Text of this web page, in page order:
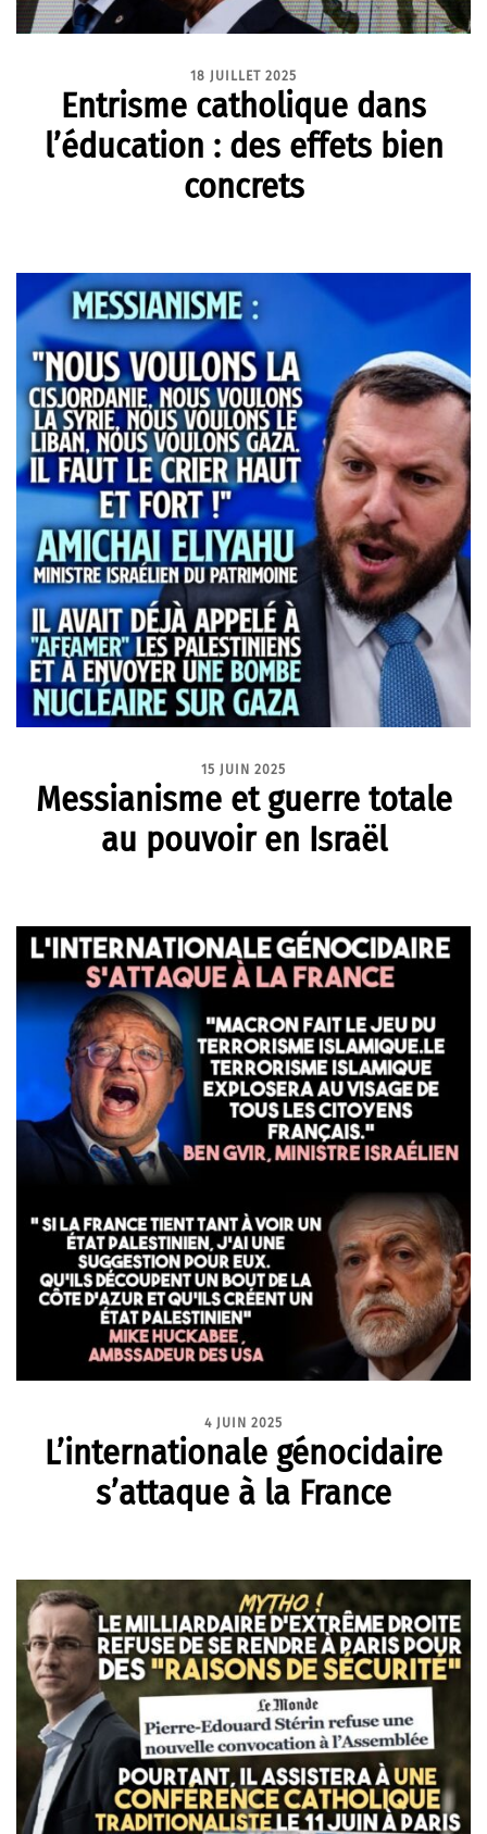
18 JUILLET 2025
Entrisme catholique dans
l’éducation : des effets bien
concrets
15 JUIN 2025
Messianisme et guerre totale
au pouvoir en Israël
4 JUIN 2025
L’internationale génocidaire
s’attaque à la France